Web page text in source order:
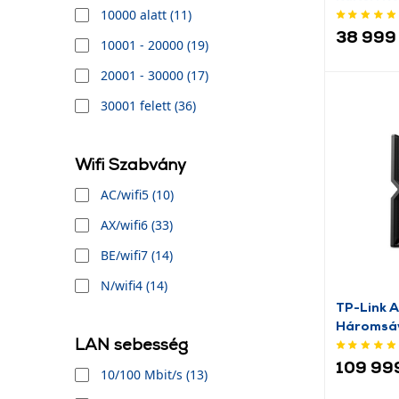
TENDA (4)
10000 alatt (11)
10001 - 20000 (19)
20001 - 30000 (17)
30001 felett (36)
Wifi Szabvány
AC/wifi5 (10)
AX/wifi6 (33)
BE/wifi7 (14)
N/wifi4 (14)
LAN sebesség
10/100 Mbit/s (13)
38 999
TP-Link
109